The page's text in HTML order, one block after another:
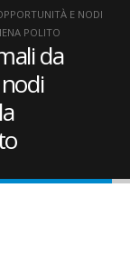
E NODI
POLITO
da